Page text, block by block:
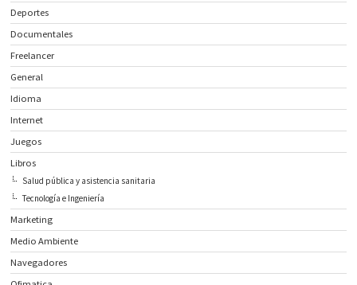
Deportes
Documentales
Freelancer
General
Idioma
Internet
Juegos
Libros
Salud pública y asistencia sanitaria
Tecnología e Ingeniería
Marketing
Medio Ambiente
Navegadores